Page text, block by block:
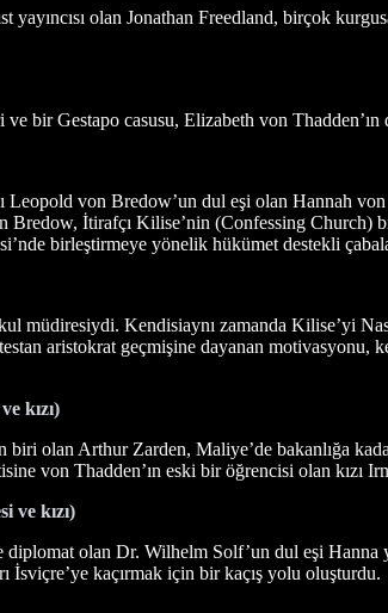
yayıncısı olan Jonathan Freedland, birçok
bir Gestapo casusu, Elizabeth von Thadden’ın
Leopold von Bredow’un dul eşi olan Hannah
İtirafçı Kilise’nin (Confessing Church)
birleştirmeye yönelik hükümet destekli
müdiresiydi. Kendisiaynı zamanda Kilise’yi
aristokrat geçmişine dayanan
kızı)
biri olan Arthur Zarden, Maliye’de bakanlığa
von Thadden’ın eski bir öğrencisi olan kızı
ve kızı)
diplomat olan Dr. Wilhelm Solf’un dul eşi
İsviçre’ye kaçırmak için bir kaçış yolu oluşturdu.